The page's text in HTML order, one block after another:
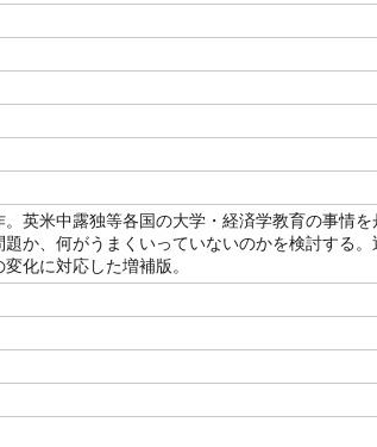
英米中露独等各国の大学・経済学教育の事情を
か、何がうまくいっていないのかを検討する。
化に対応した増補版。